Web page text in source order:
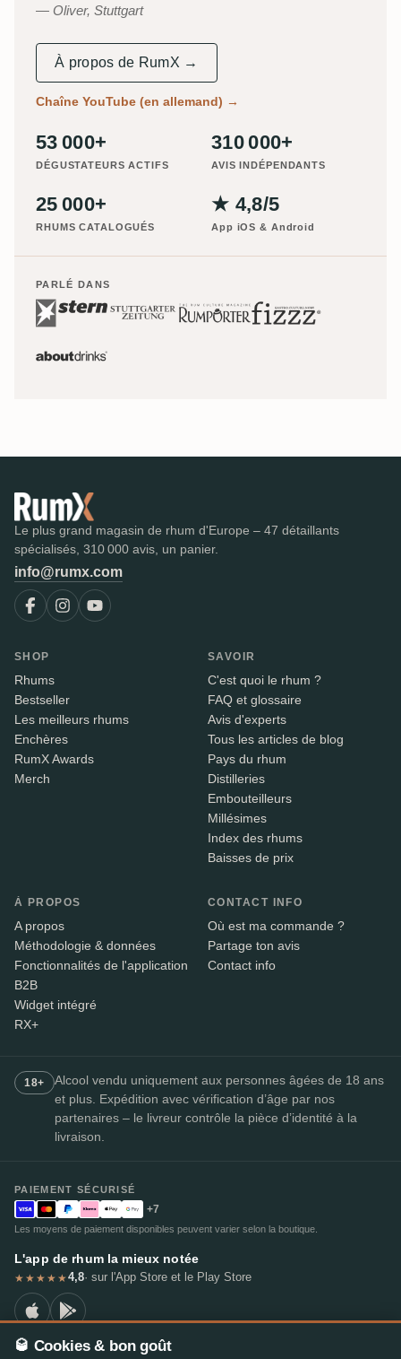
Oliver, Stuttgart
À propos de RumX →
Chaîne YouTube (en allemand) →
53 000+
DÉGUSTATEURS ACTIFS
310 000+
AVIS INDÉPENDANTS
25 000+
RHUMS CATALOGUÉS
★ 4,8/5
App iOS & Android
PARLÉ DANS
Le plus grand magasin de rhum d'Europe – 47 détaillants
spécialisés, 310 000 avis, un panier.
info@rumx.com
SHOP
Rhums
Bestseller
Les meilleurs rhums
Enchères
RumX Awards
Merch
SAVOIR
C'est quoi le rhum ?
FAQ et glossaire
Avis d'experts
Tous les articles de blog
Pays du rhum
Distilleries
Embouteilleurs
Millésimes
Index des rhums
Baisses de prix
À PROPOS
A propos
Méthodologie & données
Fonctionnalités de l'application
B2B
Widget intégré
RX+
CONTACT INFO
Où est ma commande ?
Partage ton avis
Contact info
18+
Alcool vendu uniquement aux personnes âgées de 18 ans
et plus. Expédition avec vérification d’âge par nos
partenaires – le livreur contrôle la pièce d’identité à la
livraison.
PAIEMENT SÉCURISÉ
+7
Les moyens de paiement disponibles peuvent varier selon la boutique.
L'app de rhum la mieux notée
★★★★★4,8· sur l'App Store et le Play Store
🥃 Cookies & bon goût